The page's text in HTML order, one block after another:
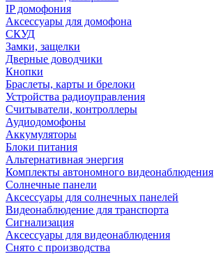
IP домофония
Аксессуары для домофона
СКУД
Замки, защелки
Дверные доводчики
Кнопки
Браслеты, карты и брелоки
Устройства радиоуправления
Считыватели, контроллеры
Аудиодомофоны
Аккумуляторы
Блоки питания
Альтернативная энергия
Комплекты автономного видеонаблюдения
Солнечные панели
Аксессуары для солнечных панелей
Видеонаблюдение для транспорта
Сигнализация
Аксессуары для видеонаблюдения
Снято с производства